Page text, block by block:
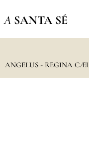
A SANTA SÉ
ANGELUS - REGINA